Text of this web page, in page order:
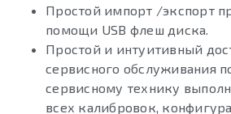
Простой импорт /экспорт
помощи USB флеш диска.
Простой и интуитивный
сервисного обслуживания
сервисному технику
всех калибровок,